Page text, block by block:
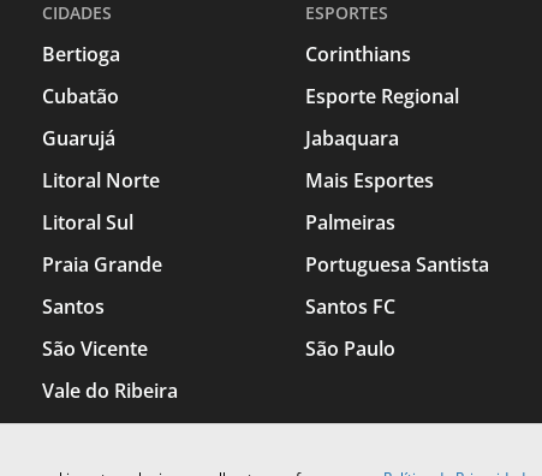
CIDADES
Bertioga
Cubatão
Guarujá
Litoral Norte
Litoral Sul
Praia Grande
Santos
São Vicente
Vale do Ribeira
ESPORTES
Corinthians
Esporte Regional
Jabaquara
Mais Esportes
Palmeiras
Portuguesa Santista
Santos FC
São Paulo